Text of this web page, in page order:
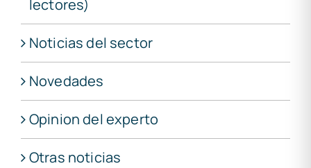
lectores)
Noticias del sector
Novedades
Opinion del experto
Otras noticias